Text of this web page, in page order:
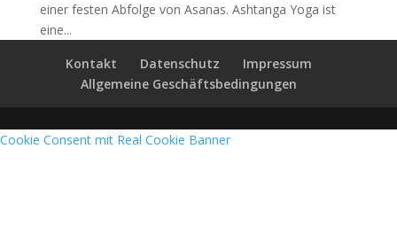
einer festen Abfolge von Asanas. Ashtanga Yoga ist
eine...
Kontakt
Datenschutz
Impressum
Allgemeine Geschäftsbedingungen
Cookie Consent mit Real Cookie Banner